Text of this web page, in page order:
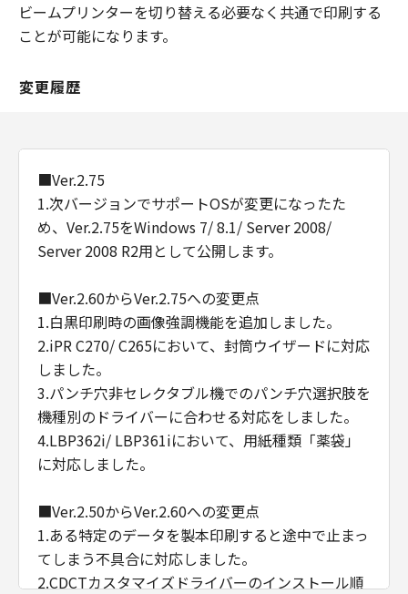
ビームプリンターを切り替える必要なく共通で印刷する
ことが可能になります。
変更履歴
■Ver.2.75
1.次バージョンでサポートOSが変更になったた
め、Ver.2.75をWindows 7/ 8.1/ Server 2008/
Server 2008 R2用として公開します。
■Ver.2.60からVer.2.75への変更点
1.白黒印刷時の画像強調機能を追加しました。
2.iPR C270/ C265において、封筒ウイザードに対応
しました。
3.パンチ穴非セレクタブル機でのパンチ穴選択肢を
機種別のドライバーに合わせる対応をしました。
4.LBP362i/ LBP361iにおいて、用紙種類「薬袋」
に対応しました。
■Ver.2.50からVer.2.60への変更点
1.ある特定のデータを製本印刷すると途中で止まっ
てしまう不具合に対応しました。
2.CDCTカスタマイズドライバーのインストール順